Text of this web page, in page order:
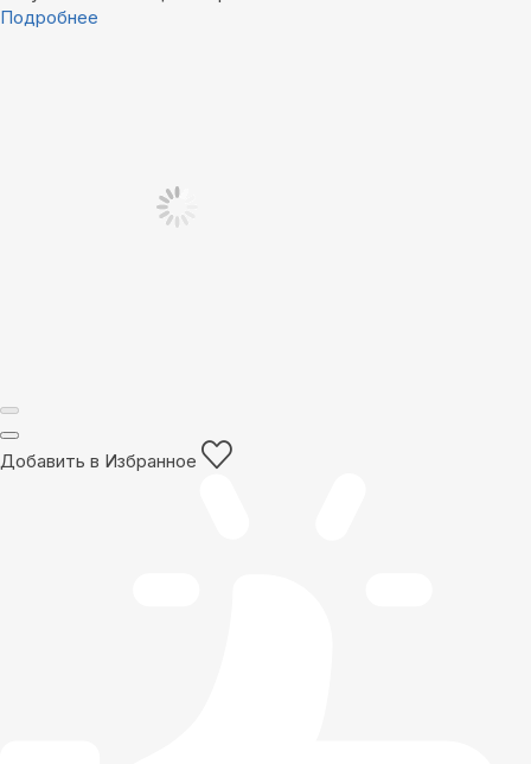
Подробнее
Добавить в Избранное